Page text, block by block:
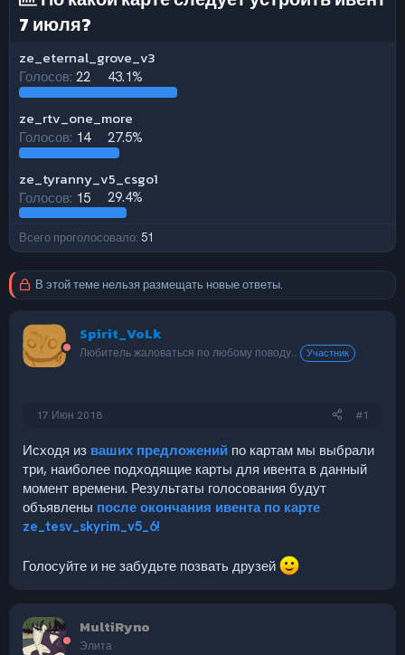
м
а
7 июля?
ze_eternal_grove_v3
Голосов: 22 43.1%
ze_rtv_one_more
Голосов: 14 27.5%
ze_tyranny_v5_csgo1
Голосов: 15 29.4%
Всего проголосовало 51
В этой теме нельзя размещать новые ответы.
Spirit_VoLk
Любитель жаловаться по любому поводу.. Участник
17 Июн 2018 #1
Исходя из ваших предложений по картам мы выбрали
три, наиболее подходящие карты для ивента в данный
момент времени. Результаты голосования будут
объявлены после окончания ивента по карте
ze_tesv_skyrim_v5_6!
Голосуйте и не забудьте позвать друзей
MultiRyno
Элита